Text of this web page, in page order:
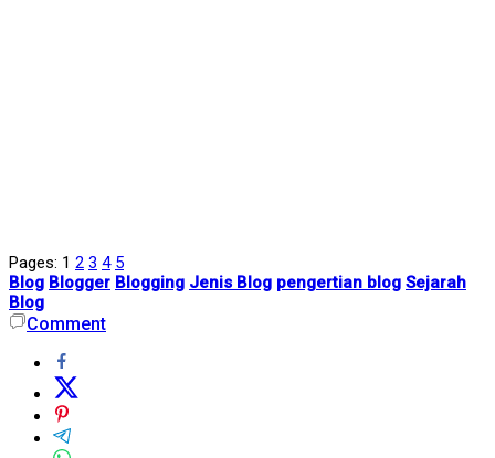
Pages: 1 2 3 4 5
Blog Blogger Blogging Jenis Blog pengertian blog Sejarah
Blog
Comment